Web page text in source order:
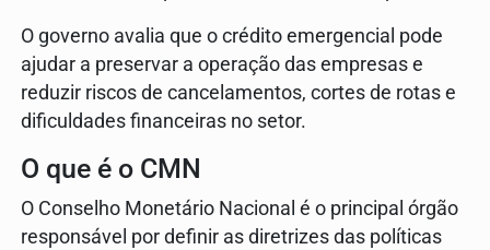
O governo avalia que o crédito emergencial pode
ajudar a preservar a operação das empresas e
reduzir riscos de cancelamentos, cortes de rotas e
dificuldades financeiras no setor.
O que é o CMN
O Conselho Monetário Nacional é o principal órgão
responsável por definir as diretrizes das políticas